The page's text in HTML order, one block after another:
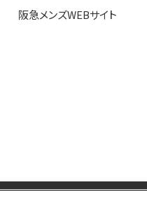
阪急メンズWEBサイト